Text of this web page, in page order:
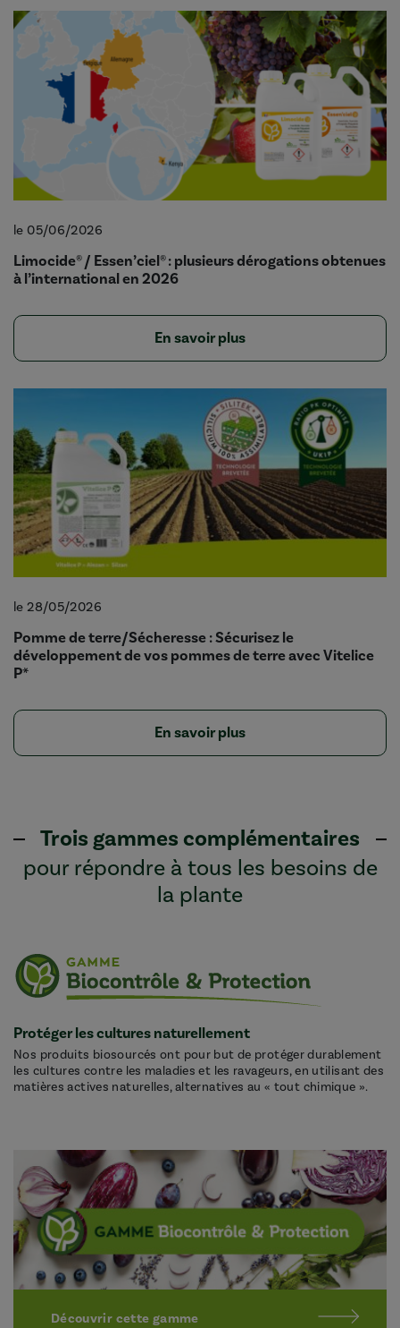
le 05/06/2026
Limocide® / Essen’ciel® : plusieurs dérogations obtenues
à l’international en 2026
En savoir plus
le 28/05/2026
Pomme de terre/Sécheresse : Sécurisez le
développement de vos pommes de terre avec Vitelice
P*
En savoir plus
Trois gammes complémentaires
pour répondre à tous les besoins de
la plante
Protéger les cultures naturellement
Nos produits biosourcés ont pour but de protéger durablement
les cultures contre les maladies et les ravageurs, en utilisant des
matières actives naturelles, alternatives au « tout chimique ».
Découvrir cette gamme